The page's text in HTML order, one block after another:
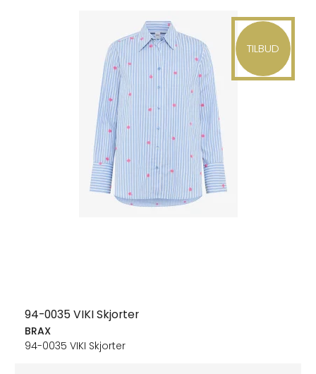
TILBUD
94-0035 VIKI Skjorter
BRAX
94-0035 VIKI Skjorter